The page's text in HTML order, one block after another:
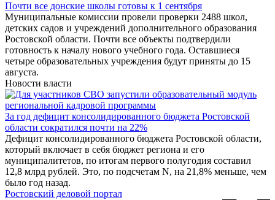
Почти все донские школы готовы к 1 сентября
Муниципальные комиссии провели проверки 2488 школ,
детских садов и учреждений дополнительного образования
Ростовской области. Почти все объекты подтвердили
готовность к началу нового учебного года. Оставшиеся
четыре образовательных учреждения будут приняты до 15
августа.
Новости власти
За год дефицит консолидированного бюджета Ростовской
области сократился почти на 22%
Дефицит консолидированного бюджета Ростовской области,
который включает в себя бюджет региона и его
муниципалитетов, по итогам первого полугодия составил
12,8 млрд рублей. Это, по подсчетам N, на 21,8% меньше, чем
было год назад.
Ростовский деловой портал